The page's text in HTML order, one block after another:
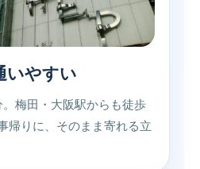
いやすい
梅田・大阪駅からも徒歩
帰りに、そのまま寄れる立